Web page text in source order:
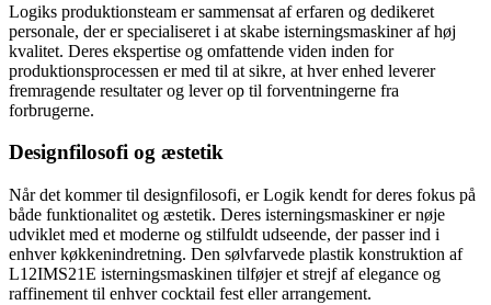
Logiks produktionsteam er sammensat af erfaren og dedikeret
personale, der er specialiseret i at skabe isterningsmaskiner af høj
kvalitet. Deres ekspertise og omfattende viden inden for
produktionsprocessen er med til at sikre, at hver enhed leverer
fremragende resultater og lever op til forventningerne fra
forbrugerne.
Designfilosofi og æstetik
Når det kommer til designfilosofi, er Logik kendt for deres fokus på
både funktionalitet og æstetik. Deres isterningsmaskiner er nøje
udviklet med et moderne og stilfuldt udseende, der passer ind i
enhver køkkenindretning. Den sølvfarvede plastik konstruktion af
L12IMS21E isterningsmaskinen tilføjer et strejf af elegance og
raffinement til enhver cocktail fest eller arrangement.